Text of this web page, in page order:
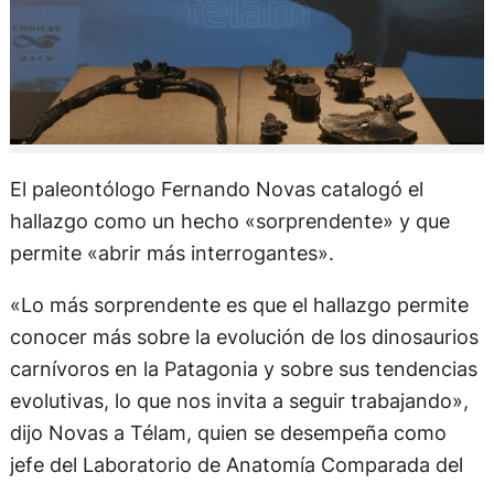
El paleontólogo Fernando Novas catalogó el
hallazgo como un hecho «sorprendente» y que
permite «abrir más interrogantes».
«Lo más sorprendente es que el hallazgo permite
conocer más sobre la evolución de los dinosaurios
carnívoros en la Patagonia y sobre sus tendencias
evolutivas, lo que nos invita a seguir trabajando»,
dijo Novas a Télam, quien se desempeña como
jefe del Laboratorio de Anatomía Comparada del